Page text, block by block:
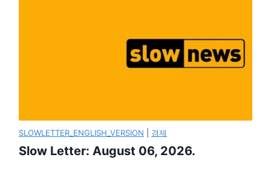
SLOWLETTER_ENGLISH_VERSION 경제
Slow Letter: August 06, 2026.